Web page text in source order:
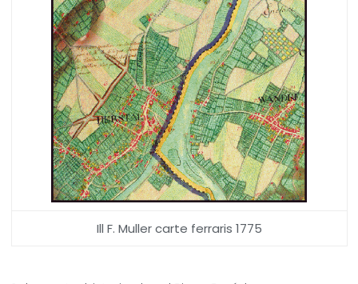
Ill F. Muller carte ferraris 1775